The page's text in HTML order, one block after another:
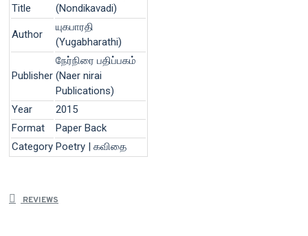
Title
(Nondikavadi)
Author
யுகபாரதி
(Yugabharathi)
Publisher
நேர்நிரை பதிப்பகம்
(Naer nirai
Publications)
Year
2015
Format
Paper Back
Category Poetry | கவிதை
REVIEWS